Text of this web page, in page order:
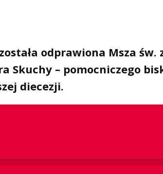
odprawiona Msza św.
Skuchy – pomocniczego
diecezji.